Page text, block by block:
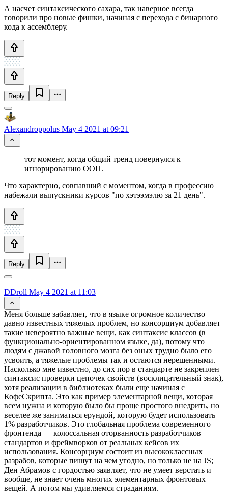
А насчет синтаксического сахара, так наверное всегда
говорили про новые фишки, начиная с перехода с бинарного
кода к ассемблеру.
Reply
Alexandroppolus May 4 2021 at 09:21
тот момент, когда общий тренд повернулся к
игнорированию ООП.
Что характерно, совпавший с моментом, когда в профессию
набежали выпускники курсов "по хэтээмэлю за 21 день".
Reply
DDroll May 4 2021 at 11:03
Меня больше забавляет, что в языке огромное количество
давно известных тяжелых проблем, но консорциум добавляет
такие невероятно важные вещи, как синтаксис классов (в
функционально-ориентированном языке, да), потому что
людям с джавой головного мозга без оных трудно было его
усвоить, а тяжелые проблемы так и остаются нерешенными.
Насколько мне известно, до сих пор в стандарте не закреплен
синтаксис проверки цепочек свойств (восклицательный знак),
хотя реализации в библиотеках были еще начиная с
КофеСкрипта. Это как пример элементарной вещи, которая
всем нужна и которую было бы проще простого внедрить, но
веселее же заниматься ерундой, которую будет использовать
1% разработчиков. Это глобальная проблема современного
фронтенда — колоссальная оторванность разработчиков
стандартов и фреймворков от реальных кейсов их
использования. Консорциум состоит из высококлассных
разрабов, которые пишут на чем угодно, но только не на JS;
Ден Абрамов с гордостью заявляет, что не умеет верстать и
вообще, не знает очень многих элементарных фронтовых
вещей. А потом мы удивляемся страданиям.